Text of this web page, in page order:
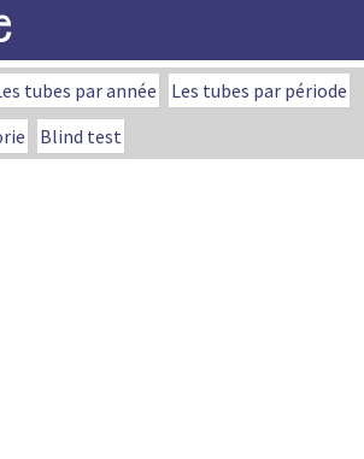
tubes par année
Les tubes par période
Blind test